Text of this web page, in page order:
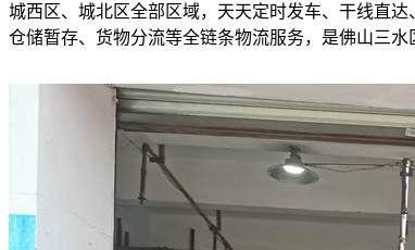
城西区、城北区全部区域，天天定时发车、干线直
仓储暂存、货物分流等全链条物流服务，是佛山三